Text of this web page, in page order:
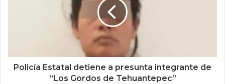
Policía Estatal detiene a presunta integrante de
“Los Gordos de Tehuantepec”